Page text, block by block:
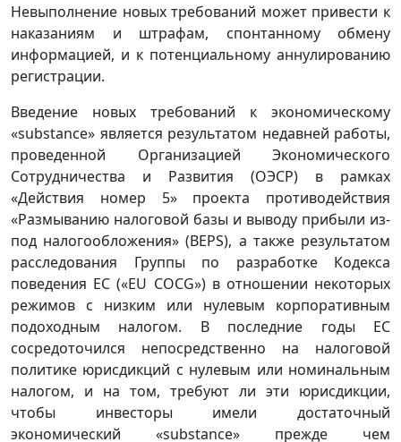
Невыполнение новых требований может привести к
наказаниям и штрафам, спонтанному обмену
информацией, и к потенциальному аннулированию
регистрации.
Введение новых требований к экономическому
«substance» является результатом недавней работы,
проведенной Организацией Экономического
Сотрудничества и Развития (ОЭСР) в рамках
«Действия номер 5» проекта противодействия
«Размыванию налоговой базы и выводу прибыли из-
под налогообложения» (BEPS), а также результатом
расследования Группы по разработке Кодекса
поведения ЕС («EU COCG») в отношении некоторых
режимов с низким или нулевым корпоративным
подоходным налогом. В последние годы ЕС
сосредоточился непосредственно на налоговой
политике юрисдикций с нулевым или номинальным
налогом, и на том, требуют ли эти юрисдикции,
чтобы инвесторы имели достаточный
экономический «substance» прежде чем